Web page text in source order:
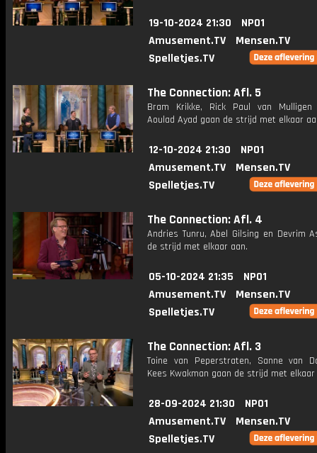
19-10-2024 21:30
NPO1
Amusement.TV
Mensen.TV
Spelletjes.TV
The Connection: Afl. 5
Bram Krikke, Rick Paul van
Aoulad Ayad gaan de strijd met elkaar
12-10-2024 21:30
NPO1
Amusement.TV
Mensen.TV
Spelletjes.TV
The Connection: Afl. 4
Andries Tunru, Abel Gilsing en Devrim
de strijd met elkaar aan.
05-10-2024 21:35
NPO1
Amusement.TV
Mensen.TV
Spelletjes.TV
The Connection: Afl. 3
Toine van Peperstraten, Sanne van
Kees Kwakman gaan de strijd met elkaar
28-09-2024 21:30
NPO1
Amusement.TV
Mensen.TV
Spelletjes.TV